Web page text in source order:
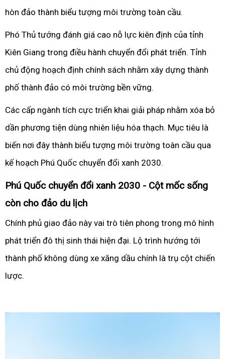
hòn đảo thành biểu tượng môi trường toàn cầu.
Phó Thủ tướng đánh giá cao nỗ lực kiên định của tỉnh
Kiên Giang trong điều hành chuyển đổi phát triển. Tỉnh
chủ động hoạch định chính sách nhằm xây dựng thành
phố thành đảo có môi trường bền vững.
Các cấp ngành tích cực triển khai giải pháp nhằm xóa bỏ
dần phương tiện dùng nhiên liệu hóa thạch. Mục tiêu là
biến nơi đây thành biểu tượng môi trường toàn cầu qua
kế hoạch Phú Quốc chuyển đổi xanh 2030.
Phú Quốc chuyển đổi xanh 2030 - Cột mốc sống
còn cho đảo du lịch
Chính phủ giao đảo này vai trò tiên phong trong mô hình
phát triển đô thị sinh thái hiện đại. Lộ trình hướng tới
thành phố không dùng xe xăng dầu chính là trụ cột chiến
lược.